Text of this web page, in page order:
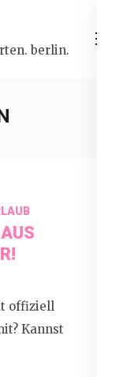
berlin.
offiziell
Kannst